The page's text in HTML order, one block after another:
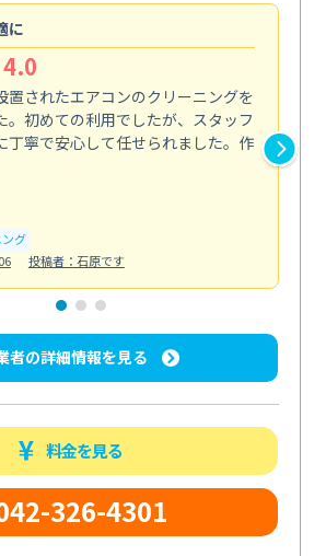
に
4.0
置されたエアコンのクリーニングを
。初めての利用でしたが、スタッフ
丁寧で安心して任せられました。作
グ
投稿者：石原です
者の詳細情報を見る
料金を見る
326-4301